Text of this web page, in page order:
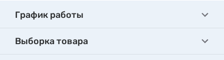
График работы
Выборка товара